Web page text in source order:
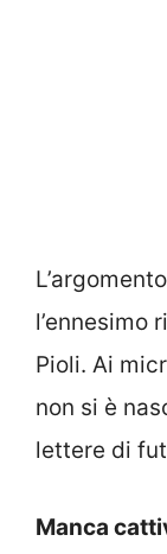
l’ennesimo
Pioli. Ai
non si è
lettere di
Manca